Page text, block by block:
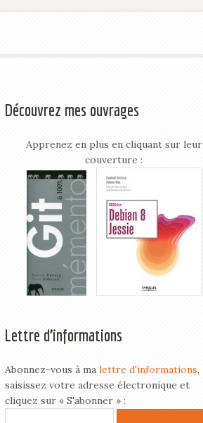
Découvrez mes ouvrages
Apprenez en plus en cliquant sur leur
couverture :
Lettre d’informations
Abonnez-vous à ma lettre d'informations,
saisissez votre adresse électronique et
cliquez sur « S'abonner » :